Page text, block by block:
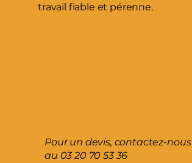
travail fiable et pérenne.
Pour un devis, contactez-nous
au 03 20 70 53 36